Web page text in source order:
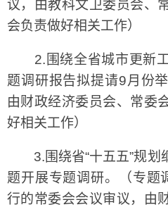
议，由教科文卫委员会、
会负责做好相关工作）
2.围绕全省城市更新工
题调研报告拟提请9月份
由财政经济委员会、常委
好相关工作）
3.围绕省“十五五”规划
题开展专题调研。（专题
行的常委会会议审议，由